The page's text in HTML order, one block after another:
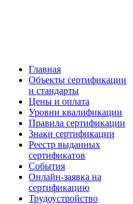
Главная
Объекты сертификации
и стандарты
Цены и оплата
Уровни квалификации
Правила сертификации
Знаки сертификации
Реестр выданных
сертификатов
События
Онлайн-заявка на
сертификацию
Трудоустройство